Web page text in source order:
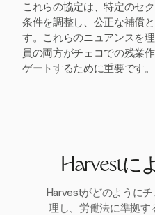
これらの協定は、特定のセ
条件を調整し、公正な補償
す。これらのニュアンスを
員の両方がチェコでの残業
ゲートするために重要です。
Harvestに
Harvestがどのように
理し、労働法に準拠す